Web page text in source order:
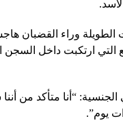
الطويلة وراء القضبان
التي ارتكبت داخل السجن
الجنسية: “أنا متأكد من
يوم”.